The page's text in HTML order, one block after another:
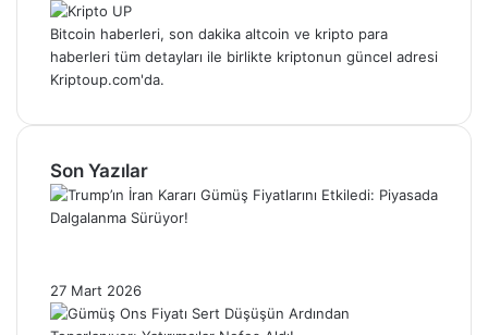
Bitcoin haberleri, son dakika altcoin ve kripto para
haberleri tüm detayları ile birlikte kriptonun güncel adresi
Kriptoup.com'da.
Son Yazılar
27 Mart 2026